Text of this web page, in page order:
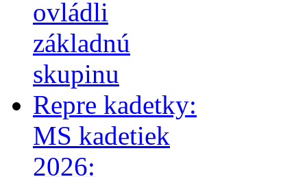
ovládli
základnú
skupinu
Repre kadetky:
MS kadetiek
2026: